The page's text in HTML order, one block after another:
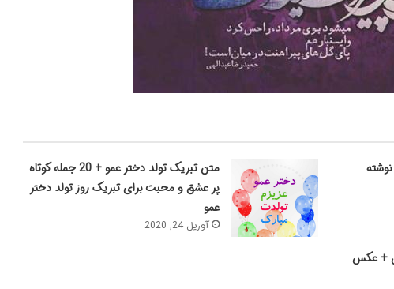
متن تبریک تولد دختر عمو + 20 جمله کوتاه
پر عشق و محبت برای تبریک روز تولد دختر
عمو
آوریل 24, 2020
+ عکس